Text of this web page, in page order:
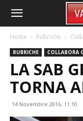
Home Rubriche
RUBRICHE COLLABORA
LA SAB
TORNA
14 Novembre 2016, 11:10